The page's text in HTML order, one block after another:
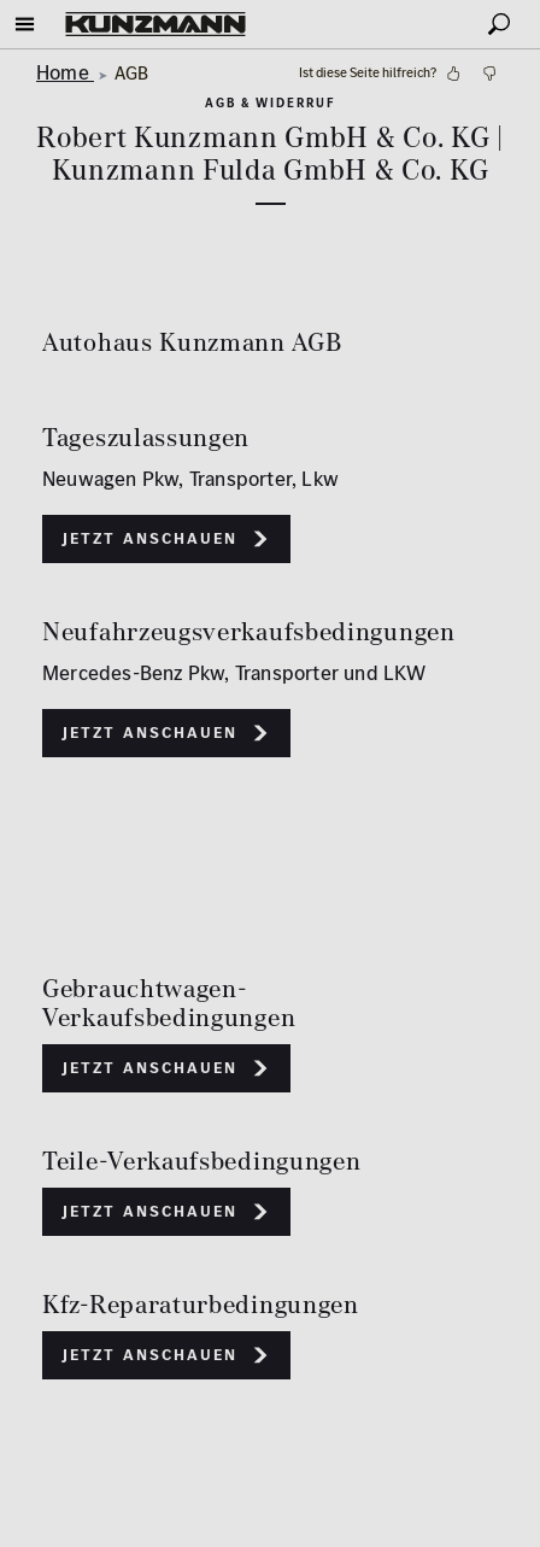
Home AGB Ist diese Seite hilfreich?
AGB & WIDERRUF
Robert Kunzmann GmbH & Co. KG |
Kunzmann Fulda GmbH & Co. KG
Autohaus Kunzmann AGB
Tageszulassungen
Neuwagen Pkw, Transporter, Lkw
Jetzt anschauen
Neufahrzeugsverkaufsbedingungen
Mercedes-Benz Pkw, Transporter und LKW
Jetzt anschauen
Gebrauchtwagen-
Verkaufsbedingungen
Jetzt anschauen
Teile-Verkaufsbedingungen
Jetzt anschauen
Kfz-Reparaturbedingungen
Jetzt anschauen